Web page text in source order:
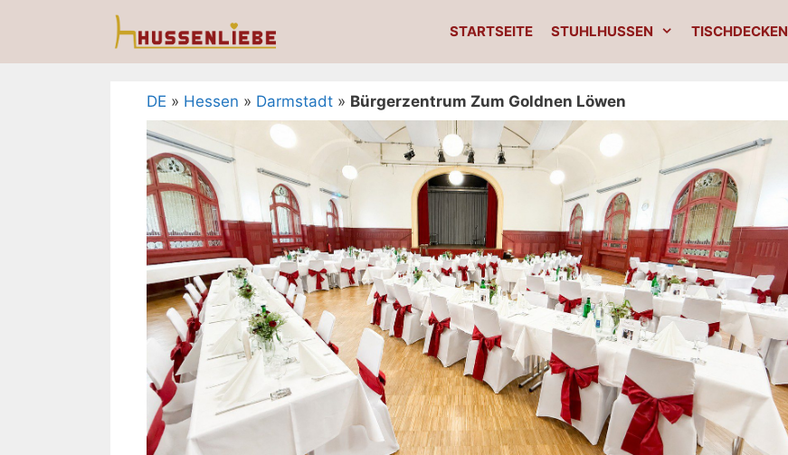
STARTSEITE STUHLHUSSEN TISCHDECKEN
DE » Hessen » Darmstadt » Bürgerzentrum Zum Goldnen Löwen